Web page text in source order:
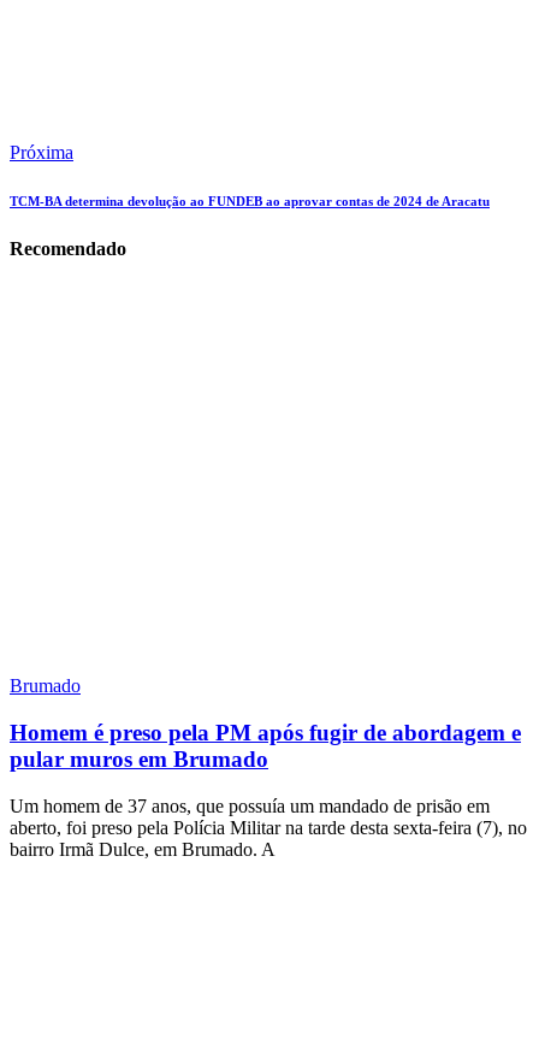
Próxima
TCM-BA determina devolução ao FUNDEB ao aprovar contas de 2024 de Aracatu
Recomendado
Brumado
Homem é preso pela PM após fugir de abordagem e
pular muros em Brumado
Um homem de 37 anos, que possuía um mandado de prisão em
aberto, foi preso pela Polícia Militar na tarde desta sexta-feira (7), no
bairro Irmã Dulce, em Brumado. A